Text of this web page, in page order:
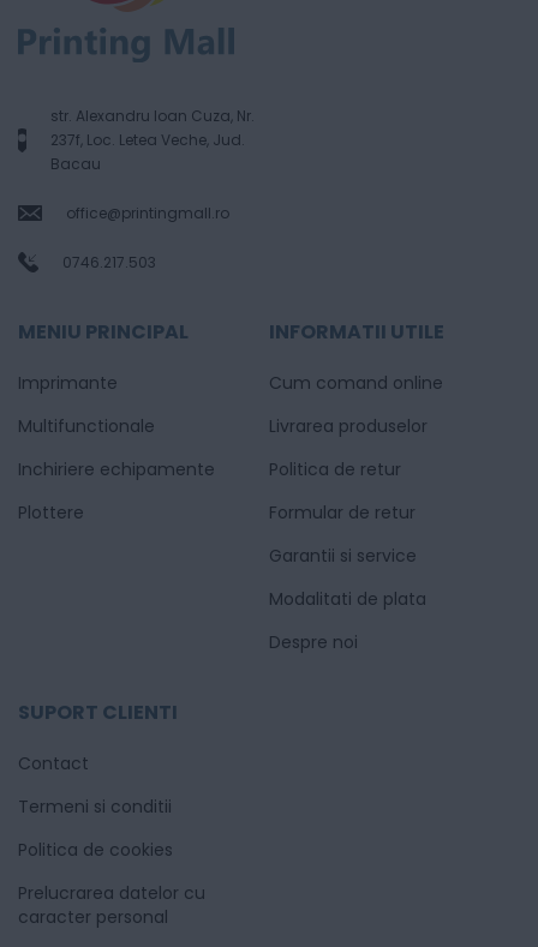
str. Alexandru Ioan Cuza, Nr.
237f, Loc. Letea Veche, Jud.
Bacau
office@printingmall.ro
0746.217.503
MENIU PRINCIPAL
Imprimante
Multifunctionale
Inchiriere echipamente
Plottere
INFORMATII UTILE
Cum comand online
Livrarea produselor
Politica de retur
Formular de retur
Garantii si service
Modalitati de plata
Despre noi
SUPORT CLIENTI
Contact
Termeni si conditii
Politica de cookies
Prelucrarea datelor cu
caracter personal